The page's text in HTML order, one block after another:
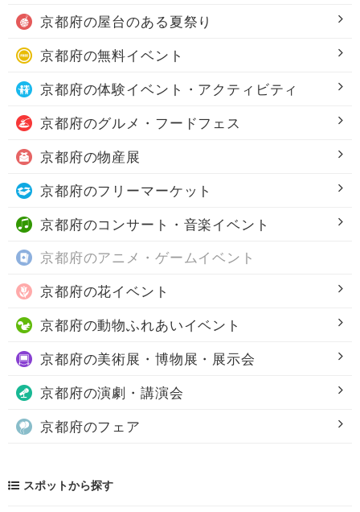
京都府の屋台のある夏祭り
京都府の無料イベント
京都府の体験イベント・アクティビティ
京都府のグルメ・フードフェス
京都府の物産展
京都府のフリーマーケット
京都府のコンサート・音楽イベント
京都府のアニメ・ゲームイベント
京都府の花イベント
京都府の動物ふれあいイベント
京都府の美術展・博物展・展示会
京都府の演劇・講演会
京都府のフェア
スポットから探す